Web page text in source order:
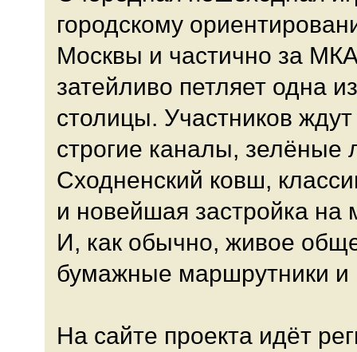
городскому
Москвы и частично за
затейливо петляет одна
столицы. Участников
строгие каналы, зелёные
Сходненский ковш,
и новейшая застройка на
И, как обычно, живое
бумажные маршрутники и
На сайте проекта идёт